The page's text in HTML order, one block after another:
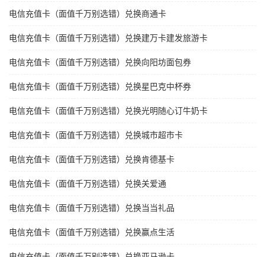
电信充值卡（面值千万别选错）兑换商通卡
电信充值卡（面值千万别选错）兑换建万卡建发旅游卡
电信充值卡（面值千万别选错）兑换向阳坊面包券
电信充值卡（面值千万别选错）兑换星巴克中杯券
电信充值卡（面值千万别选错）兑换光明随心订牛奶卡
电信充值卡（面值千万别选错）兑换城市超市卡
电信充值卡（面值千万别选错）兑换肯德基卡
电信充值卡（面值千万别选错）兑换关爱通
电信充值卡（面值千万别选错）兑换当当礼品
电信充值卡（面值千万别选错）兑换赢点生活